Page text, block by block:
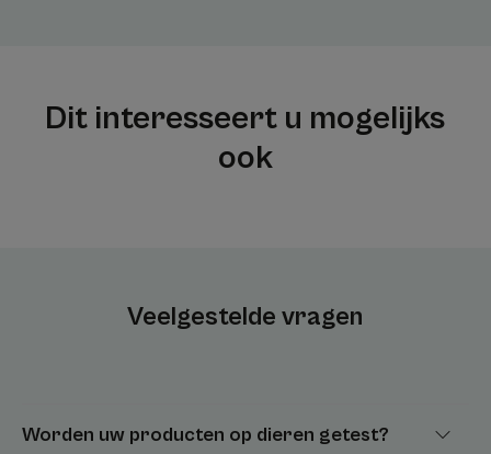
Dit interesseert u mogelijks
ook
Veelgestelde vragen
Worden uw producten op dieren getest?